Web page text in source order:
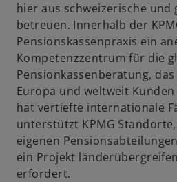
hier aus schweizerische und
betreuen. Innerhalb der
Pensionskassenpraxis ein
Kompetenzzentrum für die
Pensionkassenberatung,
Europa und weltweit
hat vertiefte internationale
unterstützt KPMG
eigenen
ein Projekt
erfordert.